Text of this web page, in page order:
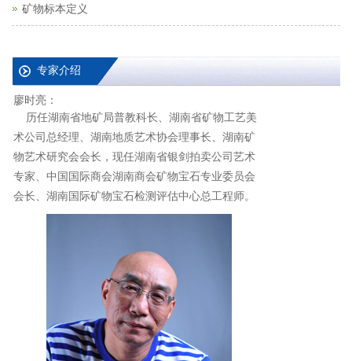
矿物标本定义
专家介绍
廖时亮：
历任湖南省地矿局普教科长、湖南省矿物工艺美
术公司总经理、湖南地质艺术协会理事长、湖南矿
物艺术研究会会长，现任湖南省银剑拍卖公司艺术
专家、中国国际商会湖南商会矿物宝石专业委员会
会长、湖南国际矿物宝石检测评估中心总工程师。